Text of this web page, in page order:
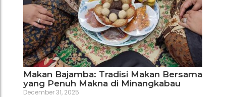
Makan Bajamba: Tradisi Makan Bersama
yang Penuh Makna di Minangkabau
December 31, 2025